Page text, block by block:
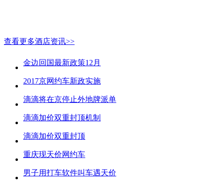
查看更多酒店资讯>>
金边回国最新政策12月
2017京网约车新政实施
滴滴将在京停止外地牌派单
滴滴加价双重封顶机制
滴滴加价双重封顶
重庆现天价网约车
男子用打车软件叫车遇天价